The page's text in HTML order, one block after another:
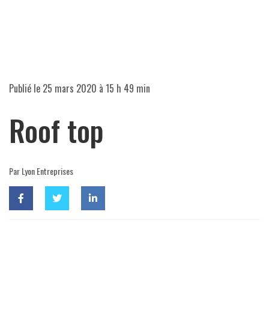
Publié le 25 mars 2020 à 15 h 49 min
Roof top
Par Lyon Entreprises